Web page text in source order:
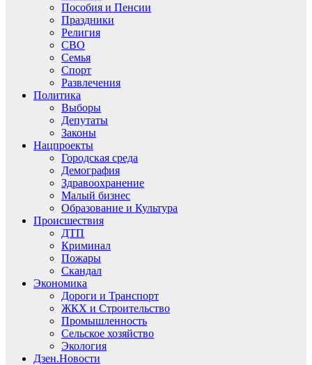
Пособия и Пенсии
Праздники
Религия
СВО
Семья
Спорт
Развлечения
Политика
Выборы
Депутаты
Законы
Нацпроекты
Городская среда
Демография
Здравоохранение
Малый бизнес
Образование и Культура
Происшествия
ДТП
Криминал
Пожары
Скандал
Экономика
Дороги и Транспорт
ЖКХ и Строительство
Промышленность
Сельское хозяйство
Экология
Дзен.Новости